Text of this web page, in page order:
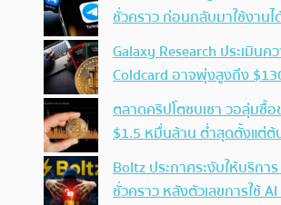
ชั่วคราว ก่อนกลับมาใช้งาน
Galaxy Research ประเมินค
Coldcard อาจพุ่งสูงถึง
ตลาดคริปโตซบเซา วอลุ่มซื้
$1.5 หมื่นล้าน ต่ำสุดตั้งแต่ต้
Boltz ประกาศระงับให้บริกา
ชั่วคราว หลังตัวเลขการใช้